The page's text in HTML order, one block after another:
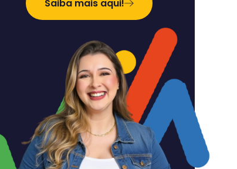
Saiba mais aqui!